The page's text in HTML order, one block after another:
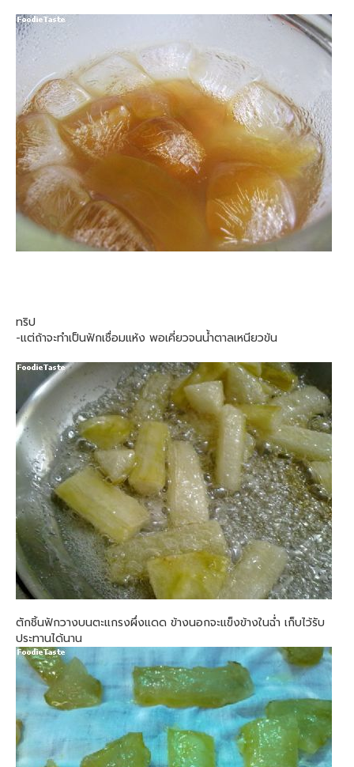
ทริป
-แต่ถ้าจะทำเป็นฟักเชื่อมแห้ง พอเคี่ยวจนน้ำตาลเหนียวข้น
ตักชิ้นฟักวางบนตะแกรงผึ่งแดด ข้างนอกจะแข็งข้างในฉ่ำ เก็บไว้รับ
ประทานได้นาน